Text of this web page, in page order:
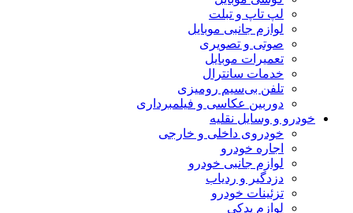
لپ تاپ و تبلت
لوازم جانبی موبایل
صوتی و تصویری
تعمیرات موبایل
خدمات سانترال
تلفن بی‌سیم رومیزی
دوربین عکاسی و فیلمبرداری
خودرو و وسایل نقلیه
خودروی داخلی و خارجی
اجاره خودرو
لوازم جانبی خودرو
دزدگیر و ردیاب
تزئینات خودرو
لوازم یدکی